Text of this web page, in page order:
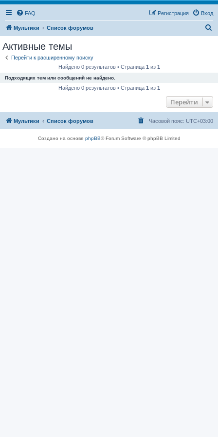
FAQ Вход
Регистрация
Мультики Список форумов
Активные темы
Перейти к расширенному поиску
Найдено 0 результатов • Страница 1 из 1
Подходящих тем или сообщений не найдено.
Найдено 0 результатов • Страница 1 из 1
Перейти
Мультики Список форумов Часовой пояс: UTC+03:00
Создано на основе phpBB® Forum Software © phpBB Limited